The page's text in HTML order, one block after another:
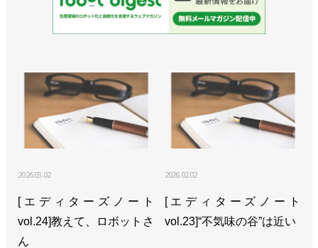
>>[エディターズノートvol.20]活発化するM&A
>>[エディターズノートvol.19]担当者によると
>>MECT2025の来場登録を開始、ボーイングの自動
化の最新事例も
>>「ロボットテクノロジージャパン2026」の出展受
け付けを開始
>>[エディターズノートvol.15] まず自分を売る
2026.03.02
[エディターズノート
vol.24]教えて、ロボットさ
ん
2026.02.02
[エディターズノート
vol.23]“不気味の谷”は近い